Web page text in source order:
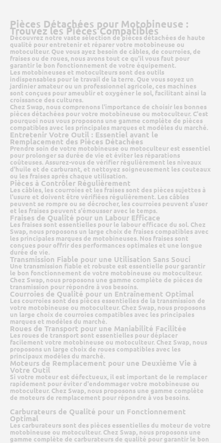
Pièces Détachées pour Motobineuse :
Trouvez les Pièces Compatibles
Découvrez notre vaste sélection de pièces détachées de haute
qualité pour entretenir et réparer votre motobineuse ou
motoculteur. Que vous ayez besoin de câbles, de courroies, de
fraises ou de roues, nous avons tout ce qu'il vous faut pour
garantir le bon fonctionnement de votre équipement.
Les motobineuses et motoculteurs sont des outils
indispensables pour le travail de la terre. Que vous soyez un
jardinier amateur ou un professionnel agricole, ces machines
sont conçues pour ameublir et oxygéner le sol, facilitant ainsi la
croissance des cultures.
Chez Swap, nous comprenons l'importance de choisir les bonnes
pièces détachées pour votre motobineuse ou motoculteur. C'est
pourquoi nous vous proposons une gamme complète de pièces
compatibles avec les principales marques et modèles du marché.
Entretenir Votre Outil : Essentiel avant le
Remplacement des Pièces Détachées
Prendre soin de votre motobineuse ou motoculteur est essentiel
pour prolonger sa durée de vie et éviter les réparations
coûteuses. Assurez-vous de vérifier régulièrement les niveaux
d'huile et de carburant, et nettoyez soigneusement les couteaux
ou les fraises après chaque utilisation.
Pièces à Contrôler Régulièrement
Les câbles, les courroies et les fraises sont des pièces sujettes à
l'usure et doivent être vérifiées régulièrement. Les câbles
peuvent se rompre ou se décrocher, les courroies peuvent s'user
et les fraises peuvent s'émousser avec le temps.
Fraises de Qualité pour un Labour Efficace
Les fraises sont essentielles pour le labour efficace du sol. Chez
Swap, nous proposons un large choix de fraises compatibles avec
les principales marques de motobineuses. Nos fraises sont
conçues pour offrir des performances optimales et une longue
durée de vie.
Transmission Fiable pour une Utilisation Sans Souci
Une transmission fiable et robuste est essentielle pour garantir
le bon fonctionnement de votre motobineuse ou motoculteur.
Chez Swap, nous proposons une gamme complète de pièces de
transmission pour répondre à vos besoins.
Courroies de Qualité pour un Entraînement Optimal
Les courroies sont des pièces essentielles de la transmission de
votre motobineuse ou motoculteur. Chez Swap, nous proposons
un large choix de courroies compatibles avec les principales
marques et modèles du marché.
Roues de Transport pour une Maniabilité Facilitée
Les roues de transport sont essentielles pour déplacer
facilement votre motobineuse ou motoculteur. Chez Swap, nous
proposons un large choix de roues compatibles avec les
principaux modèles du marché.
Moteurs de Remplacement pour une Deuxième Vie à
Votre Outil
Si votre moteur est défectueux, il est important de le remplacer
rapidement pour éviter d'endommager votre motobineuse ou
motoculteur. Chez Swap, nous proposons une gamme complète
de moteurs de remplacement pour répondre à vos besoins.
Carburateurs de Qualité pour un Fonctionnement
Optimal
Les carburateurs sont des pièces essentielles du moteur de votre
motobineuse ou motoculteur. Chez Swap, nous proposons une
gamme complète de carburateurs de qualité pour garantir le bon